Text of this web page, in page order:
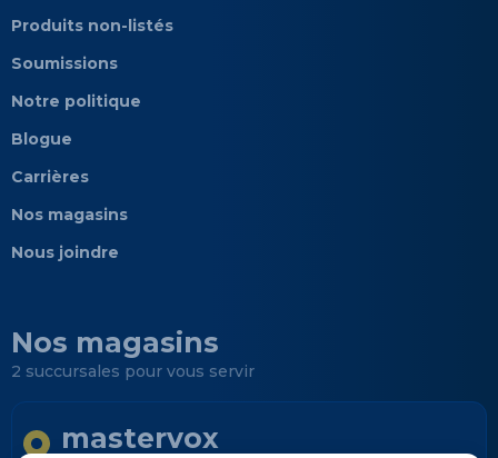
Produits non-listés
Soumissions
Notre politique
Blogue
Carrières
Nos magasins
Nous joindre
Nos magasins
2 succursales pour vous servir
mastervox